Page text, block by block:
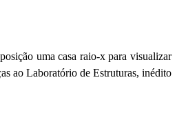
uma casa raio-x para visualizar
ao Laboratório de Estruturas, inédito